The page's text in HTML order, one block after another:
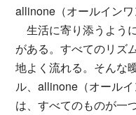
allinone（オールインワ
生活に寄り添うよう
がある。すべてのリズ
地よく流れる。そんな
ル、allinone（オール
は、すべてのものが一